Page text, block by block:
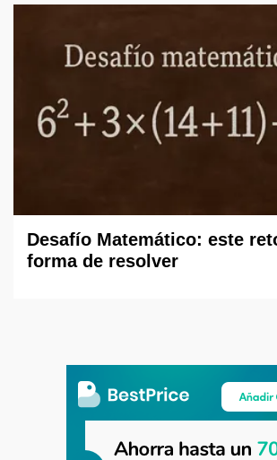
Desafío Matemático: este
forma de resolver